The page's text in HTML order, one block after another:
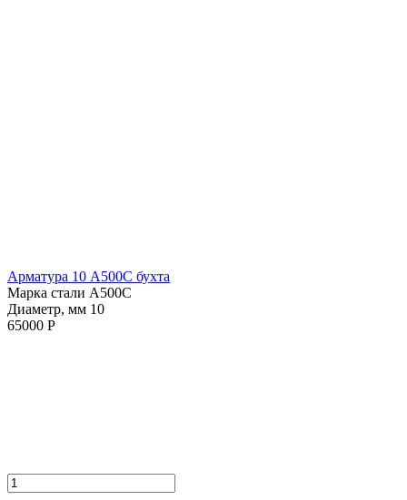
Арматура 10 А500С бухта
Марка стали А500С
Диаметр, мм 10
65000 Р